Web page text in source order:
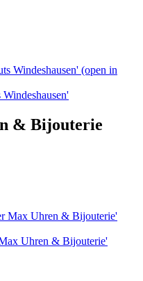
Windeshausen' (open in
& Bijouterie
Max Uhren & Bijouterie'
Uhren & Bijouterie'